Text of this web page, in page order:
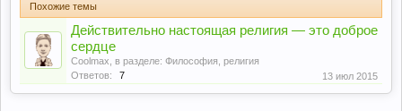
Похожие темы
Действительно настоящая религия — это доброе
сердце
Coolmax , в разделе: Философия, религия
Ответов:
7 13 июл 2015